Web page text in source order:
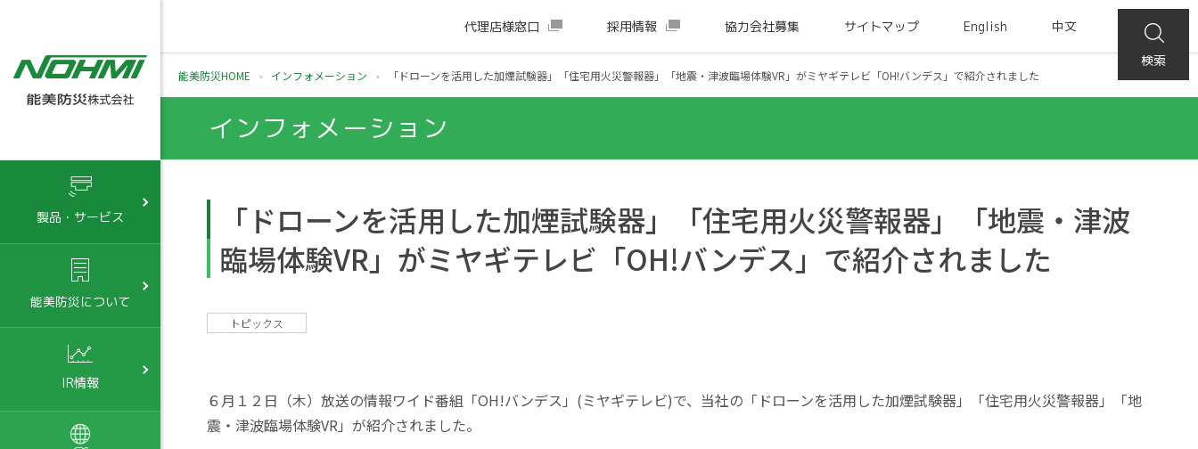
代理店様窓口 採用情報 協力会社募集 サイトマップ English
中文
検索
製品・サービス
能美防災について
IR情報
能美防災HOME インフォメーション 「ドローンを活用した加煙試験器」「住宅用火災警報器」「地震・津波臨場体験VR」がミヤギテレビ「OH!バンデス」で紹介されました
インフォメーション
「ドローンを活用した加煙試験器」「住宅用火災警報器」「地震・津波
臨場体験VR」がミヤギテレビ「OH!バンデス」で紹介されました
トピックス
６月１２日（木）放送の情報ワイド番組「OH!バンデス」(ミヤギテレビ)で、当社の「ドローンを活用した加煙試験器」「住宅用火災警報器」「地
震・津波臨場体験VR」が紹介されました。